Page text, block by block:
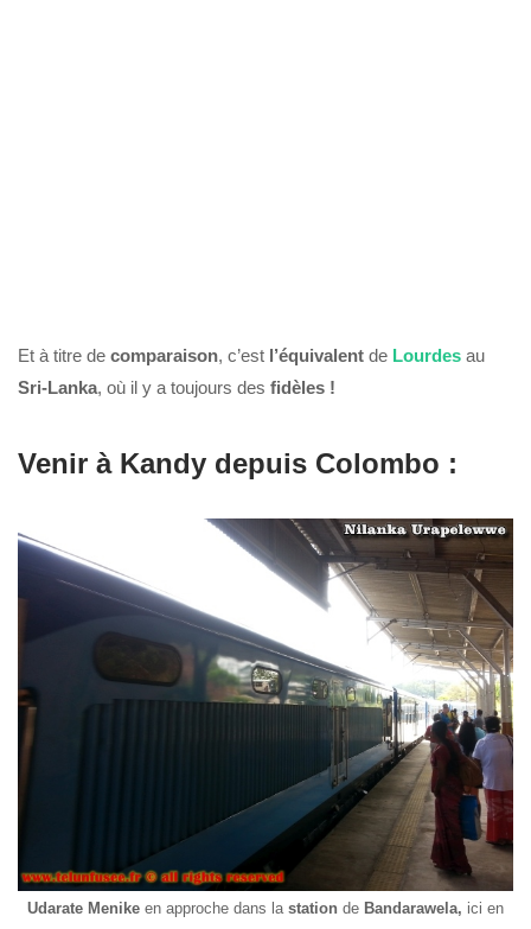
Et à titre de comparaison, c’est l’équivalent de Lourdes au
Sri-Lanka, où il y a toujours des fidèles !
Venir à Kandy depuis Colombo :
Udarate Menike en approche dans la station de Bandarawela, ici en